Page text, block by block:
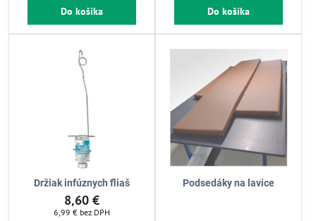
Do košíka Do košíka
Držiak infúznych fliaš
8,60 €
6,99 € bez DPH
Podsedáky na lavice